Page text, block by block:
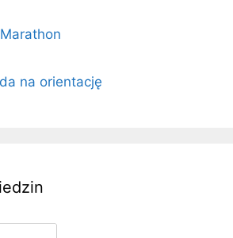
na orientację